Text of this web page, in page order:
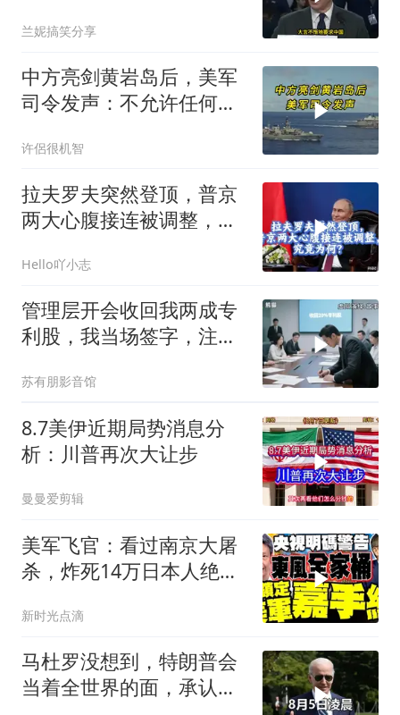
兰妮搞笑分享
中方亮剑黄岩岛后，美军
司令发声：不允许任何国
许侶很机智
拉夫罗夫突然登顶，普京
两大心腹接连被调整，究
Hello吖小志
管理层开会收回我两成专
利股，我当场签字，注销
苏有朋影音馆
8.7美伊近期局势消息分
析：川普再次大让步
曼曼爱剪辑
美军飞官：看过南京大屠
杀，炸死14万日本人绝不
新时光点滴
马杜罗没想到，特朗普会
当着全世界的面，承认一